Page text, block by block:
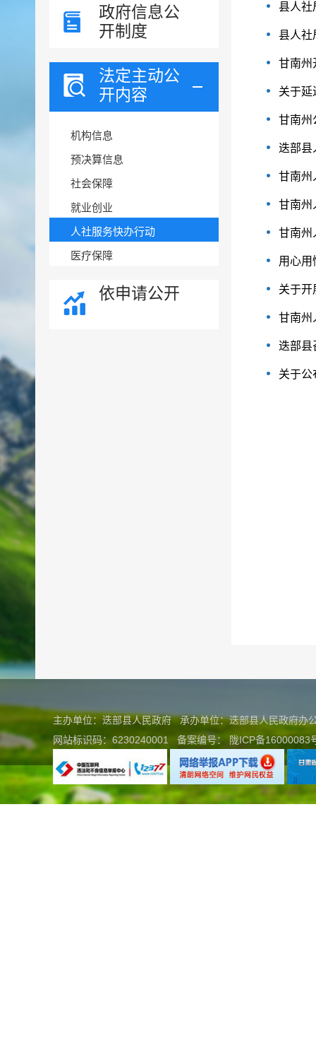
政府信息公
开制度
法定主动公
开内容
机构信息
预决算信息
社会保障
就业创业
人社服务快办行动
医疗保障
依申请公开
县人社
县人社
甘南州
关于延
甘南州
迭部县
甘南州
甘南州
甘南州
用心用
关于开
甘南州
迭部县
关于公
主办单位：迭部县人民政府 承办单位：迭部县人民政府
网站标识码：6230240001
备案编号： 陇ICP备16000083